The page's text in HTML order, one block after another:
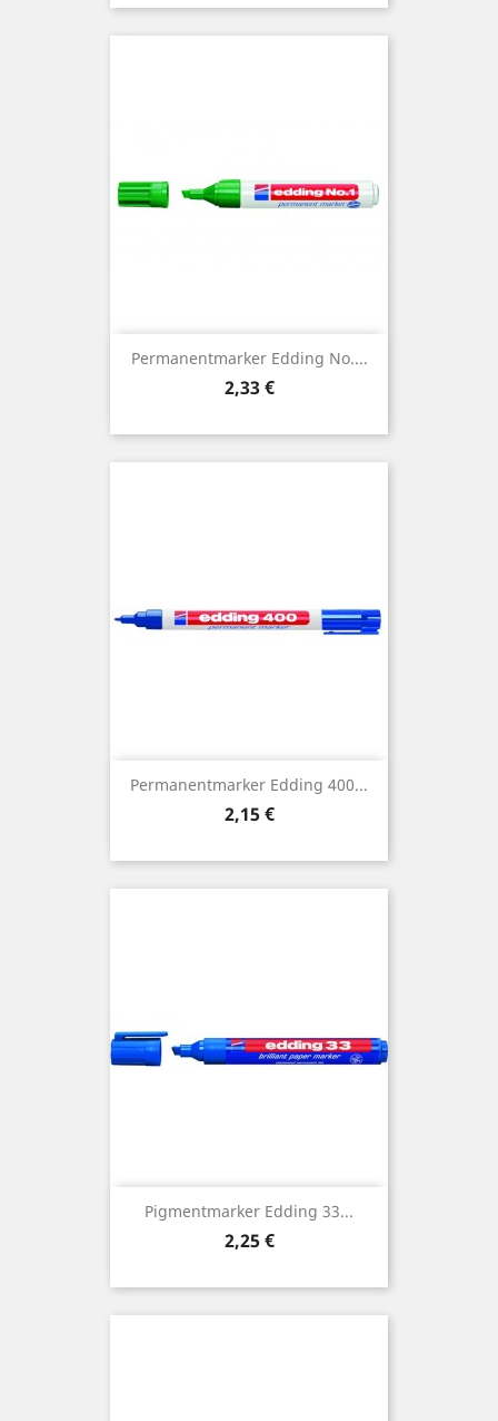
Permanentmarker Edding No....
Preis
2,33 €
Permanentmarker Edding 400...
Preis
2,15 €
Pigmentmarker Edding 33...
Preis
2,25 €